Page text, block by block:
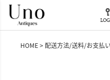
HOME 配送方法/送料/お支払